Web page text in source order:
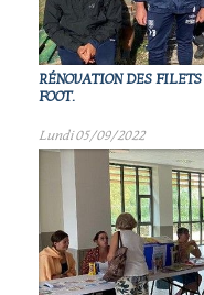
RÉNOVATION DES
FOOT.
Lundi 05/09/2022